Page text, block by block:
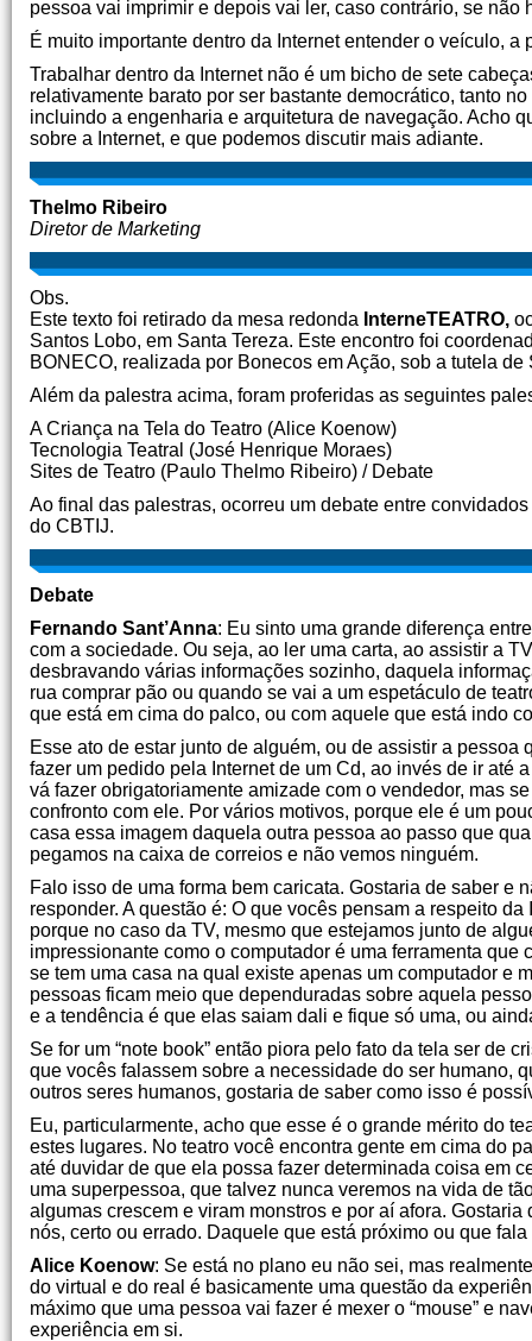
pessoa vai imprimir e depois vai ler, caso contrário, se
É muito importante dentro da Internet entender o veículo, a
Trabalhar dentro da Internet não é um bicho de sete
relativamente barato por ser bastante democrático, tanto
incluindo a engenharia e arquitetura de navegação. Acho
sobre a Internet, e que podemos discutir mais adiante.
Thelmo Ribeiro
Diretor de Marketing
Obs.
Este texto foi retirado da mesa redonda InterneTEATRO,
Santos Lobo, em Santa Tereza. Este encontro foi
BONECO, realizada por Bonecos em Ação, sob a tutela
Além da palestra acima, foram proferidas as seguintes
A Criança na Tela do Teatro (Alice Koenow)
Tecnologia Teatral (José Henrique Moraes)
Sites de Teatro (Paulo Thelmo Ribeiro) / Debate
Ao final das palestras, ocorreu um debate entre
do CBTIJ.
Debate
Fernando Sant’Anna: Eu sinto uma grande diferença
com a sociedade. Ou seja, ao ler uma carta, ao assistir a
desbravando várias informações sozinho, daquela
rua comprar pão ou quando se vai a um espetáculo de
que está em cima do palco, ou com aquele que está indo
Esse ato de estar junto de alguém, ou de assistir a
fazer um pedido pela Internet de um Cd, ao invés de ir até
vá fazer obrigatoriamente amizade com o vendedor, mas
confronto com ele. Por vários motivos, porque ele é um
casa essa imagem daquela outra pessoa ao passo que
pegamos na caixa de correios e não vemos ninguém.
Falo isso de uma forma bem caricata. Gostaria de saber e
responder. A questão é: O que vocês pensam a respeito
porque no caso da TV, mesmo que estejamos junto de
impressionante como o computador é uma ferramenta que
se tem uma casa na qual existe apenas um computador e
pessoas ficam meio que dependuradas sobre aquela
e a tendência é que elas saiam dali e fique só uma, ou
Se for um “note book” então piora pelo fato da tela ser de
que vocês falassem sobre a necessidade do ser humano,
outros seres humanos, gostaria de saber como isso é
Eu, particularmente, acho que esse é o grande mérito do
estes lugares. No teatro você encontra gente em cima do
até duvidar de que ela possa fazer determinada coisa em
uma superpessoa, que talvez nunca veremos na vida de
algumas crescem e viram monstros e por aí afora.
nós, certo ou errado. Daquele que está próximo ou que
Alice Koenow: Se está no plano eu não sei, mas
do virtual e do real é basicamente uma questão da
máximo que uma pessoa vai fazer é mexer o “mouse” e
experiência em si.